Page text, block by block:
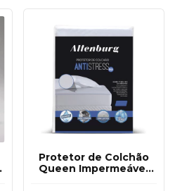
Protetor de Colchão
Queen Impermeável